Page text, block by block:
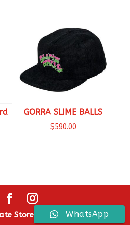
GORRA SLIME BALLS
$590.00
Store ® 2026.WhatsApp